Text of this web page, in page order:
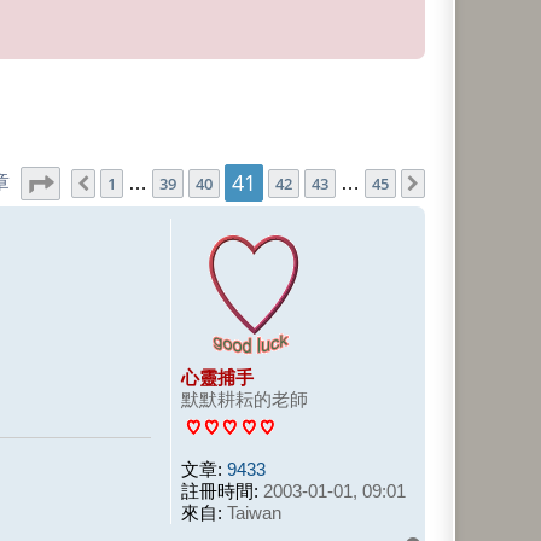
41 頁 (共 頁)
上一頁
1 … 39 40 41 42 43 … 45
心靈捕手
默默耕耘的老師
文章: 9433
註冊時間: 2003-01-01, 09:01
來自: Taiwan